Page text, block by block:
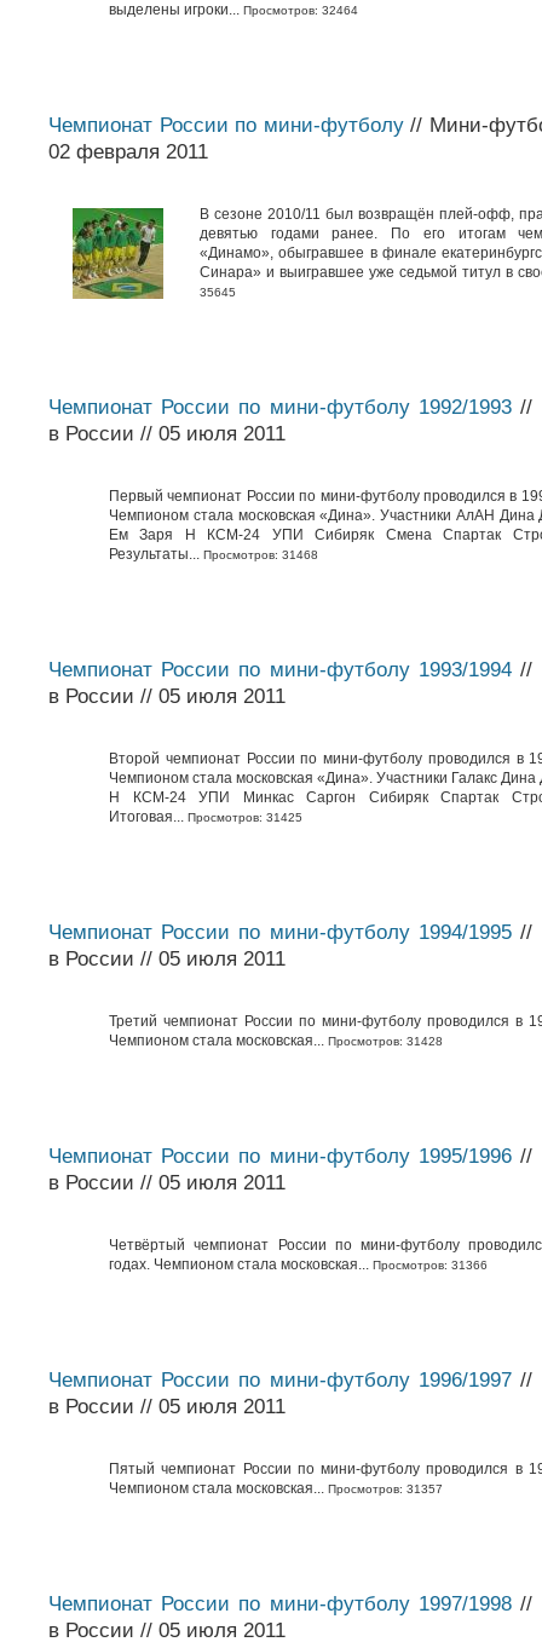
выделены игроки... Просмотров: 32464
Чемпионат России по мини-футболу// Мини-
02 февраля 2011
В сезоне 2010/11 был возвращён плей-офф,
девятью годами ранее. По его итогам
«Динамо», обыгравшее в финале
Синара» и выигравшее уже седьмой титул в
35645
Чемпионат России по мини-футболу 1992/1993//
в России // 05 июля 2011
Первый чемпионат России по мини-футболу проводился в
Чемпионом стала московская «Дина». Участники АлАН
Ем Заря Н КСМ-24 УПИ Сибиряк Смена Спартак
Результаты... Просмотров: 31468
Чемпионат России по мини-футболу 1993/1994//
в России // 05 июля 2011
Второй чемпионат России по мини-футболу проводился в
Чемпионом стала московская «Дина». Участники Галакс
Н КСМ-24 УПИ Минкас Саргон Сибиряк Спартак
Итоговая... Просмотров: 31425
Чемпионат России по мини-футболу 1994/1995//
в России // 05 июля 2011
Третий чемпионат России по мини-футболу проводился в
Чемпионом стала московская... Просмотров: 31428
Чемпионат России по мини-футболу 1995/1996//
в России // 05 июля 2011
Четвёртый чемпионат России по мини-футболу
годах. Чемпионом стала московская... Просмотров: 31366
Чемпионат России по мини-футболу 1996/1997//
в России // 05 июля 2011
Пятый чемпионат России по мини-футболу проводился в
Чемпионом стала московская... Просмотров: 31357
Чемпионат России по мини-футболу 1997/1998//
в России // 05 июля 2011